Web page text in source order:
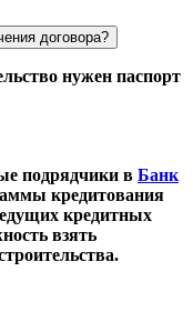
договора?
нужен паспорт
подрядчики в Банк
кредитования
кредитных
взять